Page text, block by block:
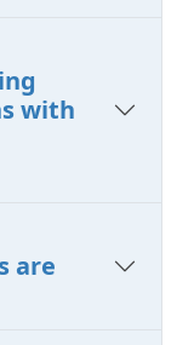
with
are